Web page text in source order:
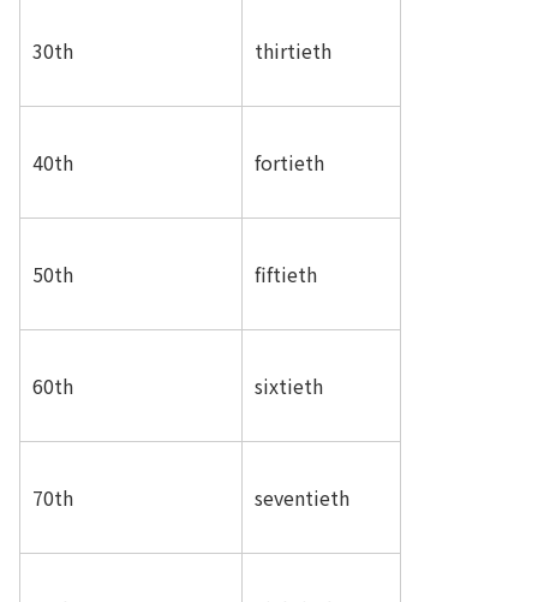
30th thirtieth
40th fortieth
50th fiftieth
60th sixtieth
70th seventieth